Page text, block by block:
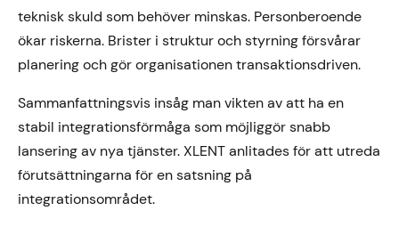
teknisk skuld som behöver minskas. Personberoende
ökar riskerna. Brister i struktur och styrning försvårar
planering och gör organisationen transaktionsdriven.
Sammanfattningsvis insåg man vikten av att ha en
stabil integrationsförmåga som möjliggör snabb
lansering av nya tjänster. XLENT anlitades för att utreda
förutsättningarna för en satsning på
integrationsområdet.